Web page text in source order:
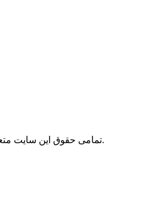
تمامی حقوق این سایت متعلق به نیک بدمینتون می باشد.